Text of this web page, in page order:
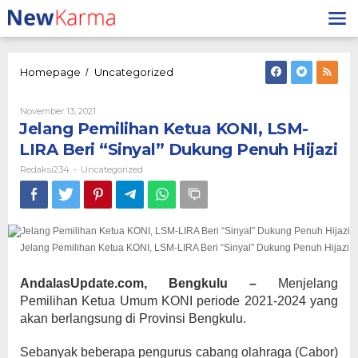
Lewati
ke
konten
Homepage / Uncategorized
LSM-
LIRA
Beri
Dukung
Penuh
November 13, 2021
Redaksi234
Jelang Pemilihan Ketua KONI, LSM-
LIRA Beri “Sinyal” Dukung Penuh Hijazi
Redaksi234 - Uncategorized
Jelang Pemilihan Ketua KONI, LSM-LIRA Beri “Sinyal” Dukung Penuh Hijazi
AndalasUpdate.com, Bengkulu –
Menjelang
Pemilihan Ketua Umum KONI periode 2021-2024 yang
akan berlangsung di Provinsi Bengkulu.
Sebanyak beberapa pengurus cabang olahraga (Cabor)